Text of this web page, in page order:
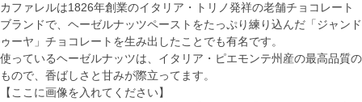
カファレルは1826年創業のイタリア・トリノ発祥の老舗チョコレート
ブランドで、ヘーゼルナッツペーストをたっぷり練り込んだ「ジャンド
ゥーヤ」チョコレートを生み出したことでも有名です。
使っているヘーゼルナッツは、イタリア・ピエモンテ州産の最高品質の
もので、香ばしさと甘みが際立ってます。
【ここに画像を入れてください】